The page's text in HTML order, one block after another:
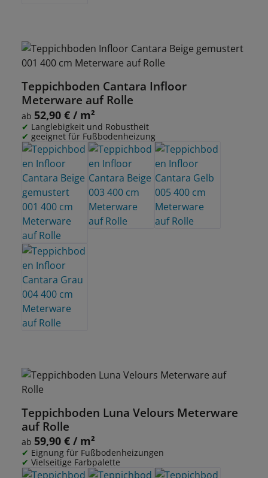
Teppichboden Cantara Infloor
Meterware auf Rolle
Regulärer Preis:
ab 52,90 € / m²
Langlebigkeit und Robustheit
geeignet für Fußbodenheizung
Teppichboden Luna Velours Meterware
auf Rolle
Regulärer Preis:
ab 59,90 € / m²
Eignung für Fußbodenheizungen
Vielseitige Farbpalette